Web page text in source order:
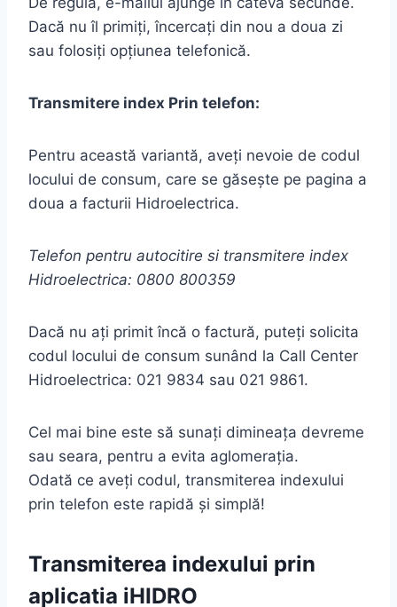
Dacă nu îl primiți, încercați din nou a doua zi
sau folosiți opțiunea telefonică.
Transmitere index Prin telefon:
Pentru această variantă, aveți nevoie de codul
locului de consum, care se găsește pe pagina a
doua a facturii Hidroelectrica.
Telefon pentru autocitire si transmitere index
Hidroelectrica: 0800 800359
Dacă nu ați primit încă o factură, puteți solicita
codul locului de consum sunând la Call Center
Hidroelectrica: 021 9834 sau 021 9861.
Cel mai bine este să sunați dimineața devreme
sau seara, pentru a evita aglomerația.
Odată ce aveți codul, transmiterea indexului
prin telefon este rapidă și simplă!
Transmiterea indexului prin
aplicatia iHIDRO